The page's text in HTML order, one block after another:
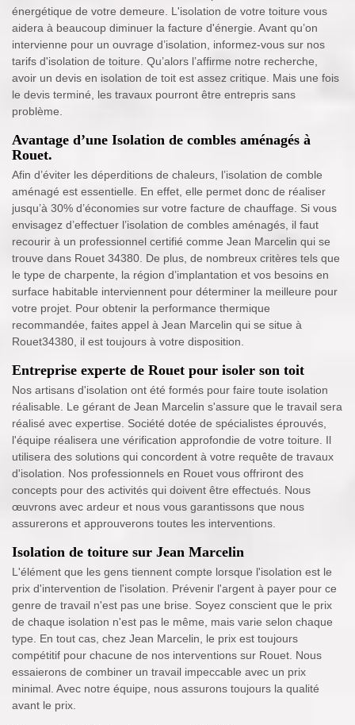
énergétique de votre demeure. L'isolation de votre toiture vous
aidera à beaucoup diminuer la facture d'énergie. Avant qu’on
intervienne pour un ouvrage d’isolation, informez-vous sur nos
tarifs d'isolation de toiture. Qu’alors l’affirme notre recherche,
avoir un devis en isolation de toit est assez critique. Mais une fois
le devis terminé, les travaux pourront être entrepris sans
problème.
Avantage d’une Isolation de combles aménagés à
Rouet.
Afin d’éviter les déperditions de chaleurs, l’isolation de comble
aménagé est essentielle. En effet, elle permet donc de réaliser
jusqu’à 30% d’économies sur votre facture de chauffage. Si vous
envisagez d’effectuer l’isolation de combles aménagés, il faut
recourir à un professionnel certifié comme Jean Marcelin qui se
trouve dans Rouet 34380. De plus, de nombreux critères tels que
le type de charpente, la région d’implantation et vos besoins en
surface habitable interviennent pour déterminer la meilleure pour
votre projet. Pour obtenir la performance thermique
recommandée, faites appel à Jean Marcelin qui se situe à
Rouet34380, il est toujours à votre disposition.
Entreprise experte de Rouet pour isoler son toit
Nos artisans d'isolation ont été formés pour faire toute isolation
réalisable. Le gérant de Jean Marcelin s'assure que le travail sera
réalisé avec expertise. Société dotée de spécialistes éprouvés,
l'équipe réalisera une vérification approfondie de votre toiture. Il
utilisera des solutions qui concordent à votre requête de travaux
d'isolation. Nos professionnels en Rouet vous offriront des
concepts pour des activités qui doivent être effectués. Nous
œuvrons avec ardeur et nous vous garantissons que nous
assurerons et approuverons toutes les interventions.
Isolation de toiture sur Jean Marcelin
L'élément que les gens tiennent compte lorsque l'isolation est le
prix d'intervention de l'isolation. Prévenir l'argent à payer pour ce
genre de travail n'est pas une brise. Soyez conscient que le prix
de chaque isolation n'est pas le même, mais varie selon chaque
type. En tout cas, chez Jean Marcelin, le prix est toujours
compétitif pour chacune de nos interventions sur Rouet. Nous
essaierons de combiner un travail impeccable avec un prix
minimal. Avec notre équipe, nous assurons toujours la qualité
avant le prix.